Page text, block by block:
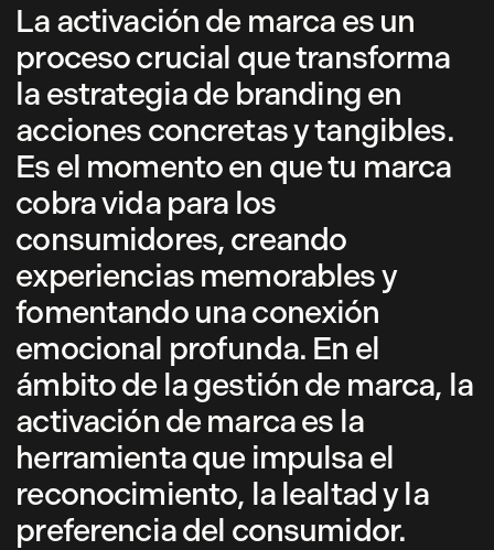
La activación de marca es un
proceso crucial que transforma
la estrategia de branding en
acciones concretas y tangibles.
Es el momento en que tu marca
cobra vida para los
consumidores, creando
experiencias memorables y
fomentando una conexión
emocional profunda. En el
ámbito de la gestión de marca, la
activación de marca es la
herramienta que impulsa el
reconocimiento, la lealtad y la
preferencia del consumidor.